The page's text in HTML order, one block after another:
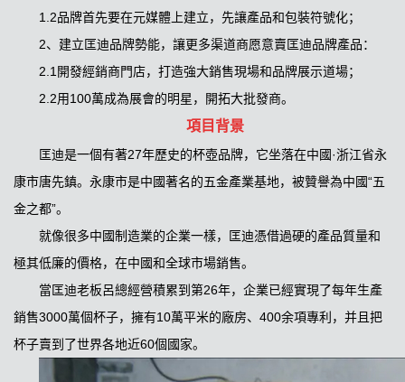
1.2品牌首先要在元媒體上建立，先讓產品和包裝符號化；
2、建立匡迪品牌勢能，讓更多渠道商愿意賣匡迪品牌產品：
2.1開發經銷商門店，打造強大銷售現場和品牌展示道場；
2.2用100萬成為展會的明星，開拓大批發商。
項目背景
匡迪是一個有著27年歷史的杯壺品牌，它坐落在中國·浙江省永
康市唐先鎮。永康市是中國著名的五金產業基地，被贊譽為中國“五
金之都”。
就像很多中國制造業的企業一樣，匡迪憑借過硬的產品質量和
極其低廉的價格，在中國和全球市場銷售。
當匡迪老板呂總經營積累到第26年，企業已經實現了每年生產
銷售3000萬個杯子，擁有10萬平米的廠房、400余項專利，并且把
杯子賣到了世界各地近60個國家。